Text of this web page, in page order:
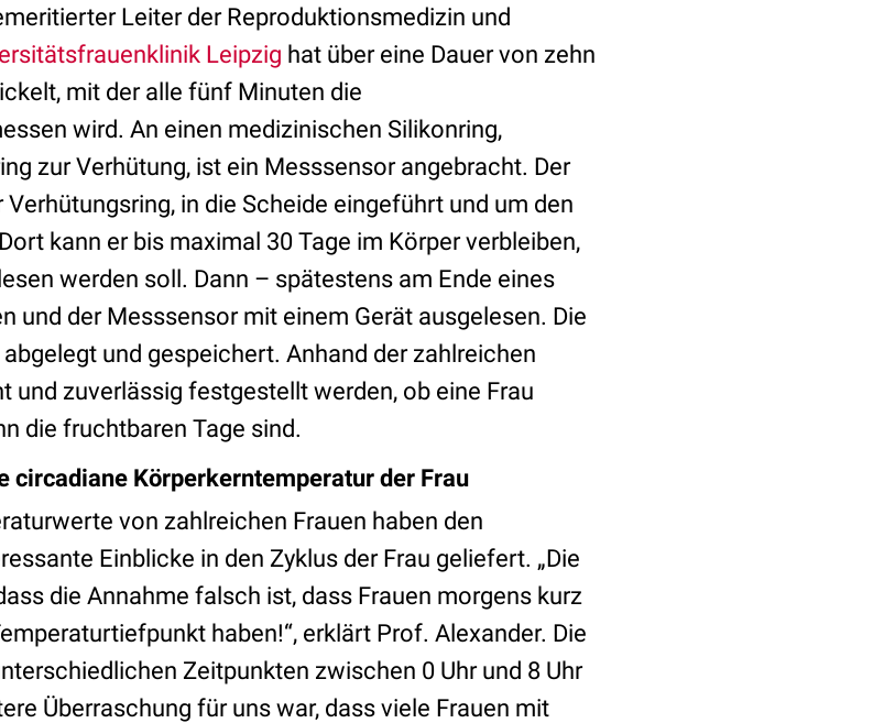
Leiter der Reproduktionsmedizin und
Leipzig hat über eine Dauer von zehn
mit der alle fünf Minuten die
wird. An einen medizinischen Silikonring,
zur Verhütung, ist ein Messsensor angebracht. Der
in die Scheide eingeführt und um den
kann er bis maximal 30 Tage im Körper verbleiben,
werden soll. Dann – spätestens am Ende eines
und der Messsensor mit einem Gerät ausgelesen. Die
und gespeichert. Anhand der zahlreichen
und zuverlässig festgestellt werden, ob eine Frau
die fruchtbaren Tage sind.
circadiane Körperkerntemperatur der Frau
von zahlreichen Frauen haben den
Einblicke in den Zyklus der Frau geliefert. „Die
die Annahme falsch ist, dass Frauen morgens kurz
haben!“, erklärt Prof. Alexander. Die
Zeitpunkten zwischen 0 Uhr und 8 Uhr
Überraschung für uns war, dass viele Frauen mit